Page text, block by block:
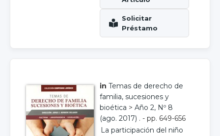
in Temas de derecho de
familia, sucesiones y
bioética > Año 2, Nº 8
(ago. 2017) . - pp. 649-656
La participación del niño